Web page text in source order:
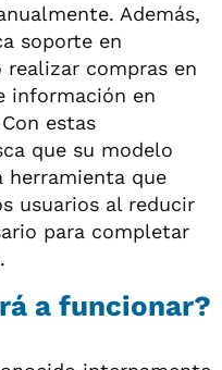
Además,
soporte en
realizar compras en
información en
estas
que su modelo
herramienta que
usuarios al reducir
para completar
a funcionar?